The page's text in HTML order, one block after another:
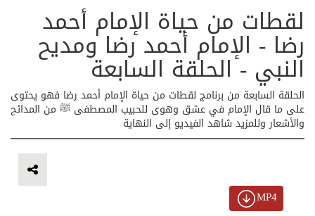
لقطات من حياة الإمام أحمد
رضا - الإمام أحمد رضا ومديح
النبي - الحلقة السابعة
الحلقة السابعة من برنامج لقطات من حياة الإمام أحمد رضا فهو يحتوى
على ما قال الإمام في عشق وهوى للحبيب المصطفى ﷺ من المدائح
والأشعار وللمزيد شاهد الفيديو إلى النهاية
MP4